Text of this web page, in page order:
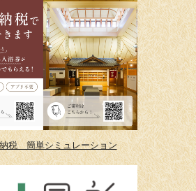
税 簡単シミュレーション